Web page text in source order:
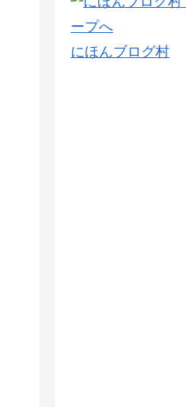
にほんブログ村